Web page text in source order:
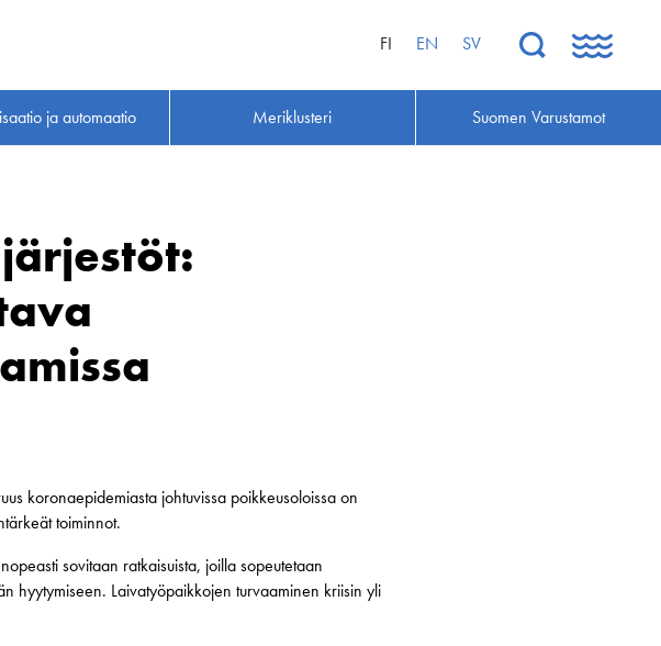
FI EN SV
ja automaatio Meriklusteri Suomen Varustamot
koronaepidemiasta johtuvissa poikkeusoloissa on
toiminnot.
sovitaan ratkaisuista, joilla sopeutetaan
hyytymiseen. Laivatyöpaikkojen turvaaminen kriisin yli